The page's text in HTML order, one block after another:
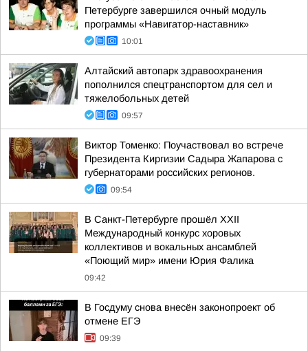
Петербурге завершился очный модуль
программы «Навигатор-наставник»
10:01
Алтайский автопарк здравоохранения
пополнился спецтранспортом для сел и
тяжелобольных детей
09:57
Виктор Томенко: Поучаствовал во встрече
Президента Киргизии Садыра Жапарова с
губернаторами российских регионов.
09:54
В Санкт-Петербурге прошёл XXII
Международный конкурс хоровых
коллективов и вокальных ансамблей
«Поющий мир» имени Юрия Фалика
09:42
В Госдуму снова внесён законопроект об
отмене ЕГЭ
09:39